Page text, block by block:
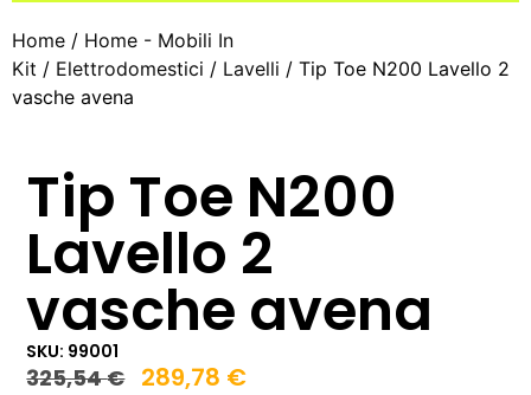
Home / Home - Mobili In
Kit / Elettrodomestici / Lavelli / Tip Toe N200 Lavello 2
vasche avena
Tip Toe N200
Lavello 2
vasche avena
SKU: 99001
325,54€ 289,78 €